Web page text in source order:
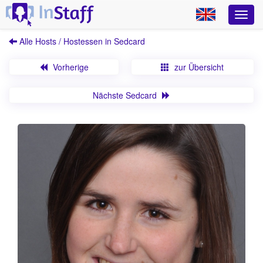
Alle Hosts / Hostessen in Sedcard
Vorherige zur Übersicht
Nächste Sedcard